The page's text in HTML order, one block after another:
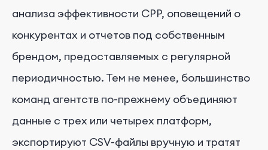
анализа эффективности CPP, оповещений о
конкурентах и отчетов под собственным
брендом, предоставляемых с регулярной
периодичностью. Тем не менее, большинство
команд агентств по-прежнему объединяют
данные с трех или четырех платформ,
экспортируют CSV-файлы вручную и тратят